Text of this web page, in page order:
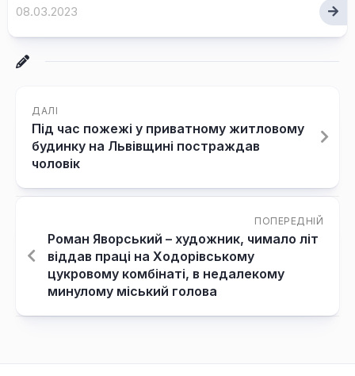
08.03.2023
ДАЛІ
Під час пожежі у приватному житловому
будинку на Львівщині постраждав
чоловік
ПОПЕРЕДНІЙ
Роман Яворський – художник, чимало літ
віддав праці на Ходорівському
цукровому комбінаті, в недалекому
минулому міський голова